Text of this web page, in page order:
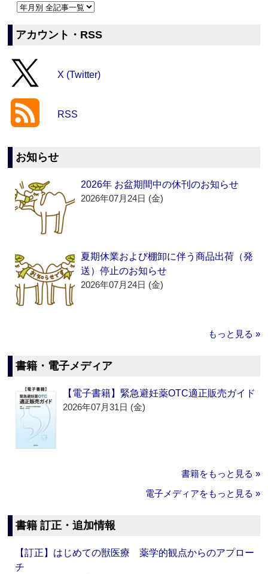
アカウント・RSS
X (Twitter)
RSS
お知らせ
2026年 お盆期間中の休刊のお知らせ
2026年07月24日 (金)
夏期休業および棚卸に伴う商品出荷（発
送）停止のお知らせ
2026年07月24日 (金)
もっと見る »
書籍・電子メディア
【電子書籍】緊急避妊薬OTC適正販売ガイド
2026年07月31日 (金)
書籍をもっと見る »
電子メディアをもっと見る »
書籍 訂正・追加情報
【訂正】はじめての獣医療 薬学的観点からのアプロー
チ